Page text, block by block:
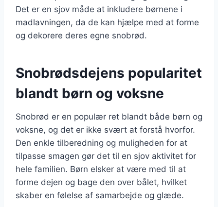
Det er en sjov måde at inkludere børnene i
madlavningen, da de kan hjælpe med at forme
og dekorere deres egne snobrød.
Snobrødsdejens popularitet
blandt børn og voksne
Snobrød er en populær ret blandt både børn og
voksne, og det er ikke svært at forstå hvorfor.
Den enkle tilberedning og muligheden for at
tilpasse smagen gør det til en sjov aktivitet for
hele familien. Børn elsker at være med til at
forme dejen og bage den over bålet, hvilket
skaber en følelse af samarbejde og glæde.